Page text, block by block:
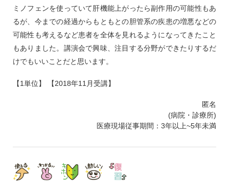
ミノフェンを使っていて肝機能上がったら副作用の可能性もあ
るが、今までの経過からもともとの胆管系の疾患の増悪などの
可能性も考えるなど患者を全体を見れるようになってきたこと
もありました。講演会で興味、注目する分野ができたりするだ
けでもいいことだと思います。
【1単位】 【2018年11月受講】
匿名
(病院・診療所)
医療現場従事期間：3年以上~5年未満